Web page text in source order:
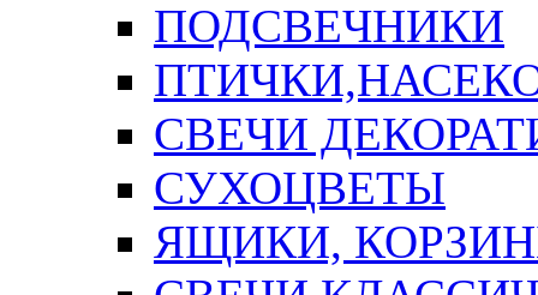
ПОДСВЕЧНИКИ
СВЕЧИ
СУХОЦВЕТЫ
ЯЩИКИ,